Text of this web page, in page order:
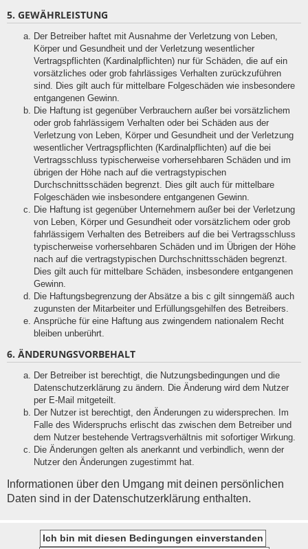
5. GEWÄHRLEISTUNG
Der Betreiber haftet mit Ausnahme der Verletzung von Leben,
Körper und Gesundheit und der Verletzung wesentlicher
Vertragspflichten (Kardinalpflichten) nur für Schäden, die auf ein
vorsätzliches oder grob fahrlässiges Verhalten zurückzuführen
sind. Dies gilt auch für mittelbare Folgeschäden wie insbesondere
entgangenen Gewinn.
Die Haftung ist gegenüber Verbrauchern außer bei vorsätzlichem
oder grob fahrlässigem Verhalten oder bei Schäden aus der
Verletzung von Leben, Körper und Gesundheit und der Verletzung
wesentlicher Vertragspflichten (Kardinalpflichten) auf die bei
Vertragsschluss typischerweise vorhersehbaren Schäden und im
übrigen der Höhe nach auf die vertragstypischen
Durchschnittsschäden begrenzt. Dies gilt auch für mittelbare
Folgeschäden wie insbesondere entgangenen Gewinn.
Die Haftung ist gegenüber Unternehmern außer bei der Verletzung
von Leben, Körper und Gesundheit oder vorsätzlichem oder grob
fahrlässigem Verhalten des Betreibers auf die bei Vertragsschluss
typischerweise vorhersehbaren Schäden und im Übrigen der Höhe
nach auf die vertragstypischen Durchschnittsschäden begrenzt.
Dies gilt auch für mittelbare Schäden, insbesondere entgangenen
Gewinn.
Die Haftungsbegrenzung der Absätze a bis c gilt sinngemäß auch
zugunsten der Mitarbeiter und Erfüllungsgehilfen des Betreibers.
Ansprüche für eine Haftung aus zwingendem nationalem Recht
bleiben unberührt.
6. ÄNDERUNGSVORBEHALT
Der Betreiber ist berechtigt, die Nutzungsbedingungen und die
Datenschutzerklärung zu ändern. Die Änderung wird dem Nutzer
per E-Mail mitgeteilt.
Der Nutzer ist berechtigt, den Änderungen zu widersprechen. Im
Falle des Widerspruchs erlischt das zwischen dem Betreiber und
dem Nutzer bestehende Vertragsverhältnis mit sofortiger Wirkung.
Die Änderungen gelten als anerkannt und verbindlich, wenn der
Nutzer den Änderungen zugestimmt hat.
Informationen über den Umgang mit deinen persönlichen
Daten sind in der Datenschutzerklärung enthalten.